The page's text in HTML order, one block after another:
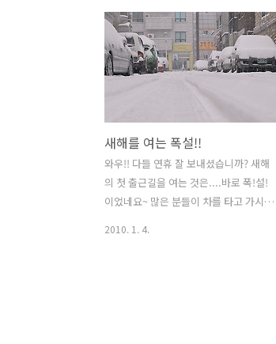
곳! (루비의 정원에 소개되어 있답니다.
http://rubygarden.tistory.com/679 )
오,,,여기가 이렇게 좋았나? 하고 다시 되
새김하면서 저도 이 곳 사진 한장 올려볼
까 합니다. 아, 먼저 서출지에 대해 설명하
고 넘어갈까요?^^ 꽤나 흥미로운 전설이
죠?^^ 역시 전설의 고향 경주!^^ (아, 전
반은 경주사람이랍니다. 고등학교를 경주
에서 다녔단~~) 먼저 루비님 글 클릭해 보
신분이라면 많은 차이를 발견하실겁니다
^^ 제가 이 곳을 찾은곳은 벌..
새해를 여는 폭설!!
와우!! 다들 연휴 잘 보내셨습니까? 새해
의 첫 출근길을 여는 것은....바로 폭!설!
이었네요~ 많은 분들이 차를 타고 가시다
2010. 1. 4.